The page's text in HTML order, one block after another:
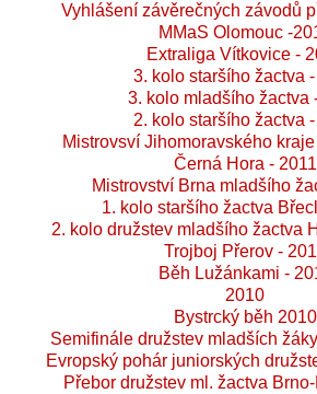
Vyhlášení závěrečných závodů
MMaS Olomouc -
Extraliga Vítkovice -
3. kolo staršího žactva
3. kolo mladšího žactva
2. kolo staršího žactva
Mistrovsví Jihomoravského
Černá Hora - 2011
Mistrovství Brna mladšího
1. kolo staršího žactva
2. kolo družstev mladšího žactva
Trojboj Přerov -
Běh Lužánkami -
2010
Bystrcký běh 2010
Semifinále družstev mladších
Evropský pohár juniorských
Přebor družstev ml. žactva